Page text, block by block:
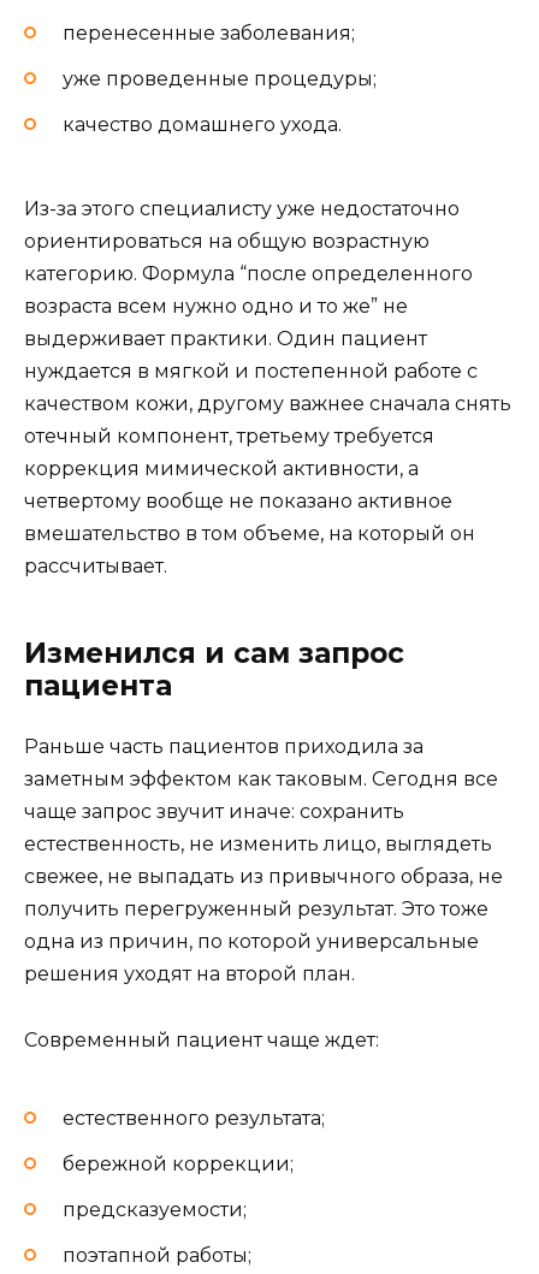
перенесенные заболевания;
уже проведенные процедуры;
качество домашнего ухода.
Из-за этого специалисту уже недостаточно
ориентироваться на общую возрастную
категорию. Формула “после определенного
возраста всем нужно одно и то же” не
выдерживает практики. Один пациент
нуждается в мягкой и постепенной работе с
качеством кожи, другому важнее сначала снять
отечный компонент, третьему требуется
коррекция мимической активности, а
четвертому вообще не показано активное
вмешательство в том объеме, на который он
рассчитывает.
Изменился и сам запрос
пациента
Раньше часть пациентов приходила за
заметным эффектом как таковым. Сегодня все
чаще запрос звучит иначе: сохранить
естественность, не изменить лицо, выглядеть
свежее, не выпадать из привычного образа, не
получить перегруженный результат. Это тоже
одна из причин, по которой универсальные
решения уходят на второй план.
Современный пациент чаще ждет:
естественного результата;
бережной коррекции;
предсказуемости;
поэтапной работы;